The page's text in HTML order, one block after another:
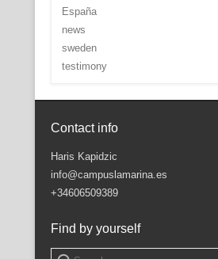
España
news
sweden
testimony
Contact info
Haris Kapidzic
info@campuslamarina.es
+34606509389
Find by yourself